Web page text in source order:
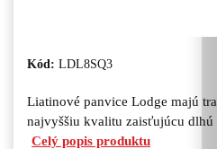
Kód: LDL8SQ3
Liatinové panvice Lodge majú
najvyššiu kvalitu zaisťujúcu dlhú
Celý popis produktu